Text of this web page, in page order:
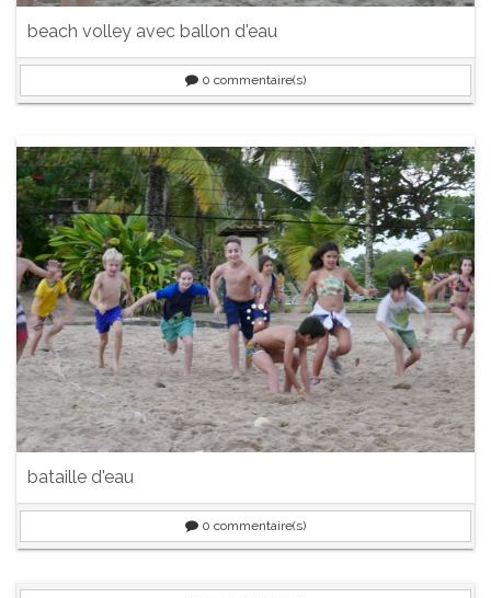
beach volley avec ballon d'eau
0 commentaire(s)
bataille d'eau
0 commentaire(s)